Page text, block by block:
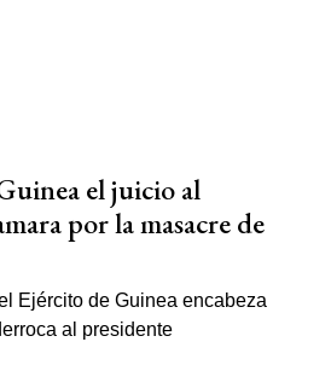
el juicio al
por la masacre de